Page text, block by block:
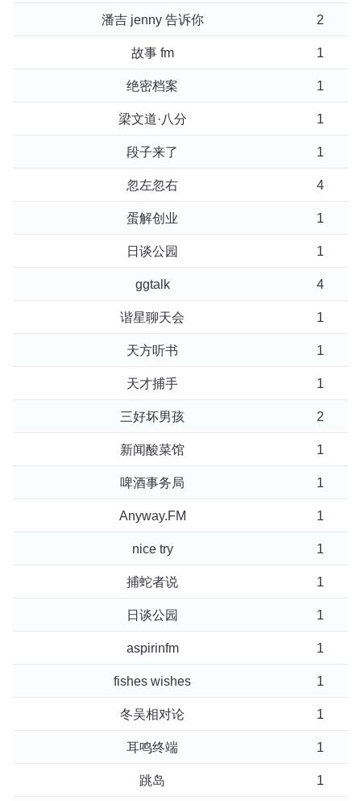
潘吉 jenny 告诉你 2
故事 fm 1
绝密档案 1
梁文道·八分 1
段子来了 1
忽左忽右 4
蛋解创业 1
日谈公园 1
ggtalk 4
谐星聊天会 1
天方听书 1
天才捕手 1
三好坏男孩 2
新闻酸菜馆 1
啤酒事务局 1
Anyway.FM 1
nice try 1
捕蛇者说 1
日谈公园 1
aspirinfm 1
fishes wishes 1
冬吴相对论 1
耳鸣终端 1
跳岛 1